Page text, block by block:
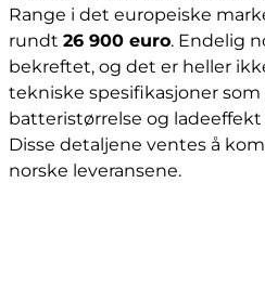
Range i det europeiske
rundt 26 900 euro. Endelig
bekreftet, og det er heller
tekniske spesifikasjoner
batteristørrelse og ladeeffekt
Disse detaljene ventes å
norske leveransene.